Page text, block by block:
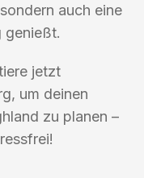
auch eine
genießt.
jetzt
um deinen
zu planen –